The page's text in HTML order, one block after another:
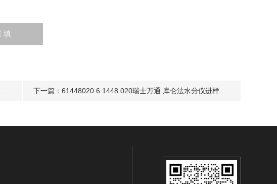
下一篇： 61448020 6.1448.020瑞士万通 库仑法水分仪进样垫片